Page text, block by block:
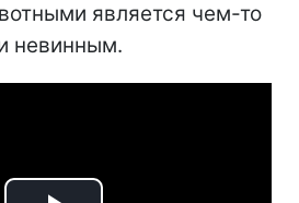
является чем-то
невинным.